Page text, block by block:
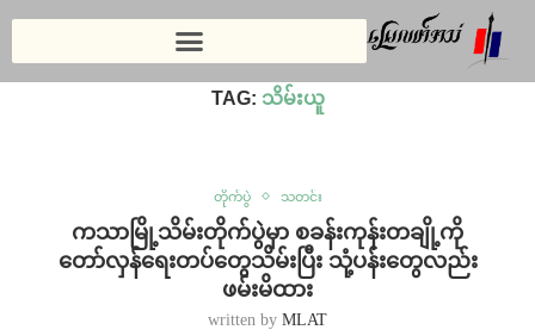
TAG: သိမ်းယူ
တိုက်ပွဲ သတင်း
ကသာမြို့သိမ်းတိုက်ပွဲမှာ စခန်းကုန်းတချို့ကို
တော်လှန်ရေးတပ်တွေသိမ်းပြီး သုံ့ပန်းတွေလည်း
ဖမ်းမိထား
written by MLAT